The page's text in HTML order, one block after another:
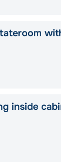
inside